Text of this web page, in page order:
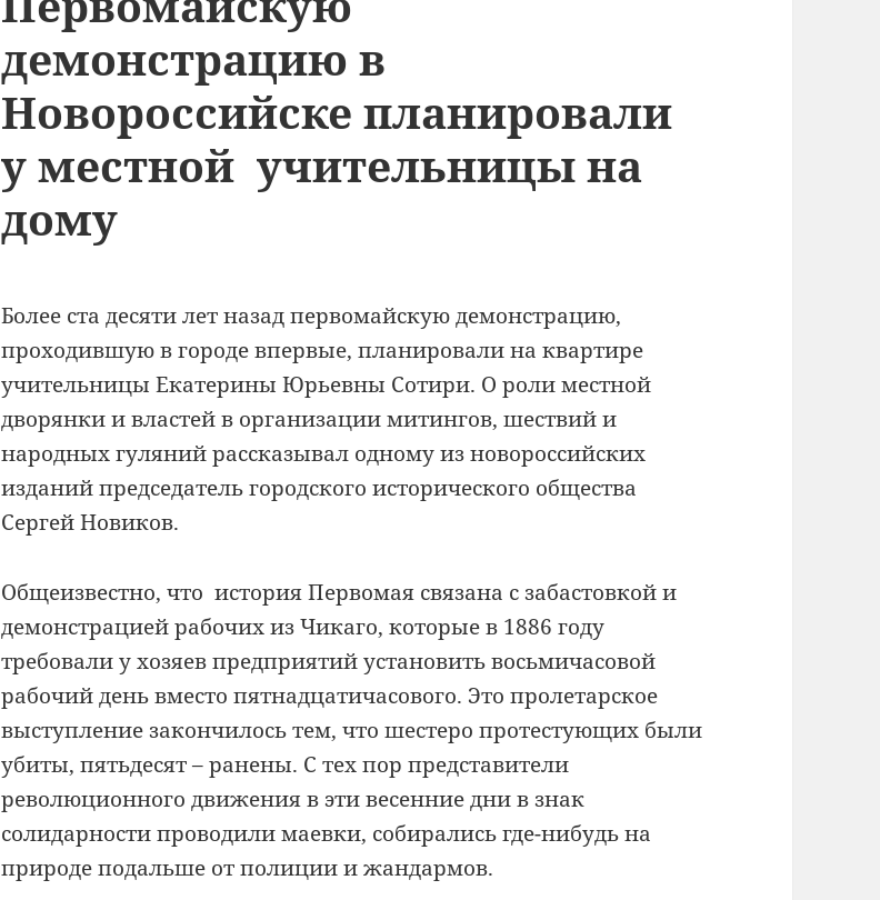
демонстрацию в
Новороссийске планировали
у местной учительницы на
дому
Более ста десяти лет назад первомайскую демонстрацию,
проходившую в городе впервые, планировали на квартире
учительницы Екатерины Юрьевны Сотири. О роли местной
дворянки и властей в организации митингов, шествий и
народных гуляний рассказывал одному из новороссийских
изданий председатель городского исторического общества
Сергей Новиков.
Общеизвестно, что история Первомая связана с забастовкой и
демонстрацией рабочих из Чикаго, которые в 1886 году
требовали у хозяев предприятий установить восьмичасовой
рабочий день вместо пятнадцатичасового. Это пролетарское
выступление закончилось тем, что шестеро протестующих были
убиты, пятьдесят – ранены. С тех пор представители
революционного движения в эти весенние дни в знак
солидарности проводили маевки, собирались где-нибудь на
природе подальше от полиции и жандармов.